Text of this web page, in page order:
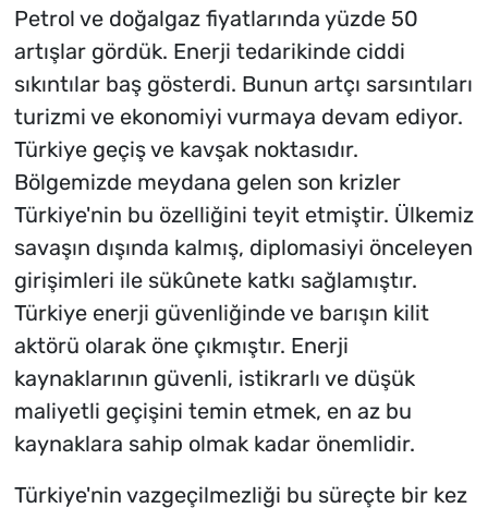
Petrol ve doğalgaz fiyatlarında yüzde 50
artışlar gördük. Enerji tedarikinde ciddi
sıkıntılar baş gösterdi. Bunun artçı sarsıntıları
turizmi ve ekonomiyi vurmaya devam ediyor.
Türkiye geçiş ve kavşak noktasıdır.
Bölgemizde meydana gelen son krizler
Türkiye'nin bu özelliğini teyit etmiştir. Ülkemiz
savaşın dışında kalmış, diplomasiyi önceleyen
girişimleri ile sükûnete katkı sağlamıştır.
Türkiye enerji güvenliğinde ve barışın kilit
aktörü olarak öne çıkmıştır. Enerji
kaynaklarının güvenli, istikrarlı ve düşük
maliyetli geçişini temin etmek, en az bu
kaynaklara sahip olmak kadar önemlidir.
Türkiye'nin vazgeçilmezliği bu süreçte bir kez